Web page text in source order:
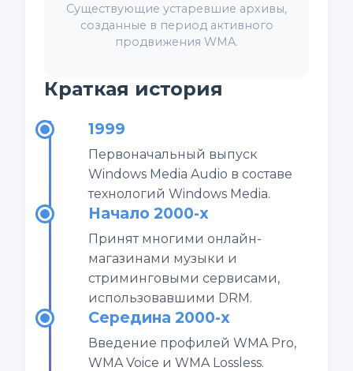
Существующие устаревшие архивы,
созданные в период активного
продвижения WMA.
Краткая история
1999
Первоначальный выпуск
Windows Media Audio в составе
технологий Windows Media.
Начало 2000-х
Принят многими онлайн-
магазинами музыки и
стриминговыми сервисами,
использовавшими DRM.
Середина 2000-х
Введение профилей WMA Pro,
WMA Voice и WMA Lossless.